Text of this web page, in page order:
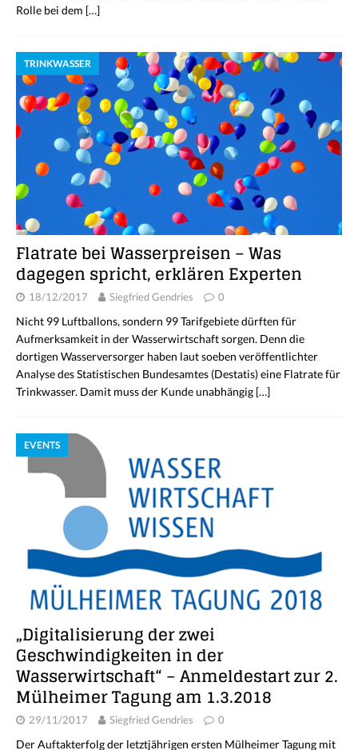
Rolle bei dem […]
TRINKWASSER
Flatrate bei Wasserpreisen – Was
dagegen spricht, erklären Experten
18/12/2017 Siegfried Gendries 0
Nicht 99 Luftballons, sondern 99 Tarifgebiete dürften für
Aufmerksamkeit in der Wasserwirtschaft sorgen. Denn die
dortigen Wasserversorger haben laut soeben veröffentlichter
Analyse des Statistischen Bundesamtes (Destatis) eine Flatrate für
Trinkwasser. Damit muss der Kunde unabhängig […]
EVENTS
„Digitalisierung der zwei
Geschwindigkeiten in der
Wasserwirtschaft“ – Anmeldestart zur 2.
Mülheimer Tagung am 1.3.2018
29/11/2017 Siegfried Gendries 0
Der Auftakterfolg der letztjährigen ersten Mülheimer Tagung mit